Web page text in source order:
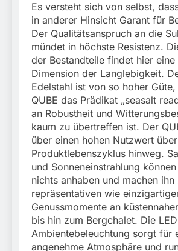
Es versteht sich von selbst,
in anderer Hinsicht Garant für
Der Qualitätsanspruch an die
mündet in höchste Resistenz.
der Bestandteile findet hier eine
Dimension der Langlebigkeit.
Edelstahl ist von so hoher
QUBE das Prädikat „seasalt
an Robustheit und
kaum zu übertreffen ist. Der
über einen hohen Nutzwert
Produktlebenszyklus hinweg.
und Sonneneinstrahlung
nichts anhaben und machen ihn
repräsentativen wie
Genussmomente an
bis hin zum Bergchalet. Die
Ambientebeleuchtung sorgt für
angenehme Atmosphäre und